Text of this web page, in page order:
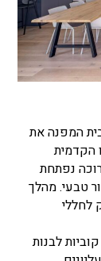
המפנה את
הקדמית
נפתחת
טבעי. מהלך
לחללי
לבנות